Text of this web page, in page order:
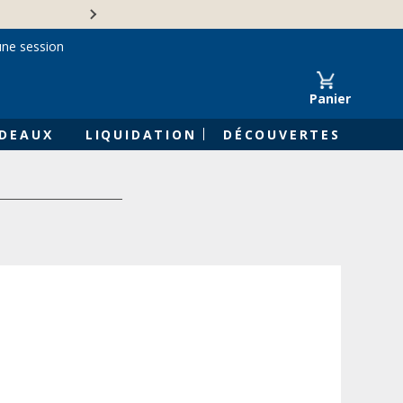
Panier
LIQUIDATION DÉCOUVERTES
session